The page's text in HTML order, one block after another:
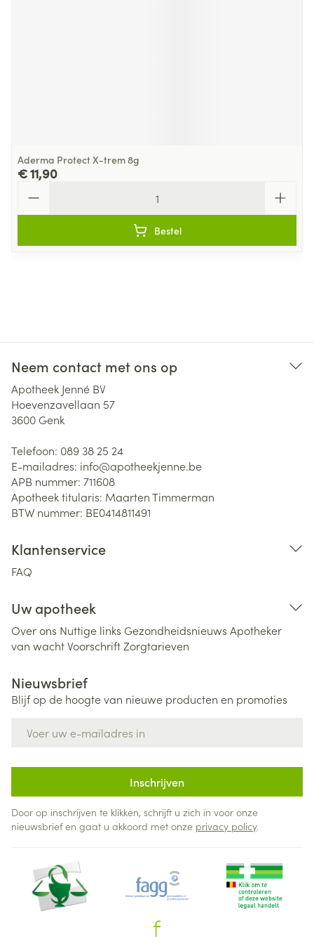
Aderma Protect X-trem 8g
€ 11,90
Bestel
Neem contact met ons op
Apotheek Jenné BV
Hoevenzavellaan 57
3600 Genk
Telefoon: 089 38 25 24
E-mailadres: info@apotheekjenne.be
APB nummer: 711608
Apotheek titularis: Maarten Timmerman
BTW nummer: BE0414811491
Klantenservice
FAQ
Uw apotheek
Over ons Nuttige links Gezondheidsnieuws Apotheker
van wachtVoorschriftZorgtarieven
Nieuwsbrief
Blijf op de hoogte van nieuwe producten en promoties
Inschrijven
Door op inschrijven te klikken, schrijft u zich in voor onze
nieuwsbrief en gaat u akkoord met onze privacy policy.